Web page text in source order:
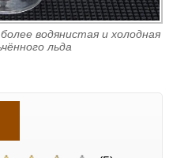
водянистая и холодная
льда